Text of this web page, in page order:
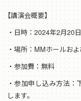
【講演会概要】
・日時：2024年2月20
・場所：MMホールお
・参加費：無料
・参加申し込み方法：
します。